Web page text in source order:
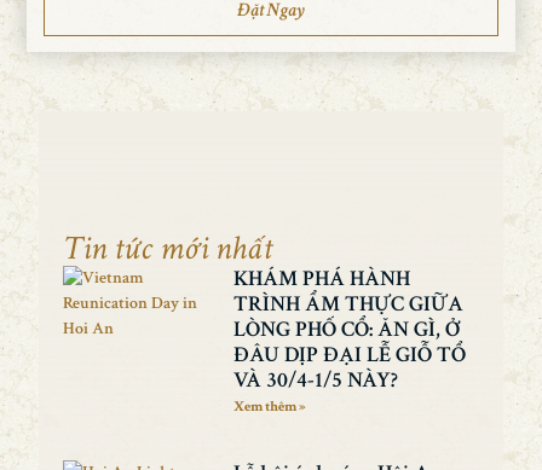
Đặt Ngay
Tin tức mới nhất
KHÁM PHÁ HÀNH
TRÌNH ẨM THỰC GIỮA
LÒNG PHỐ CỔ: ĂN GÌ, Ở
ĐÂU DỊP ĐẠI LỄ GIỖ TỔ
VÀ 30/4-1/5 NÀY?
Xem thêm »